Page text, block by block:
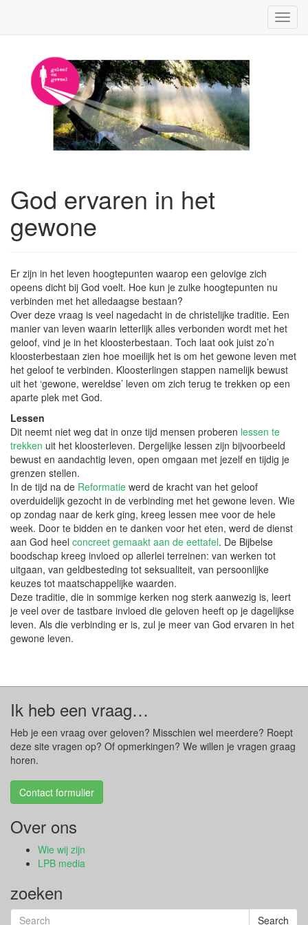
God ervaren in het
gewone
Er zijn in het leven hoogtepunten waarop een gelovige zich
opeens dicht bij God voelt. Hoe kun je zulke hoogtepunten nu
verbinden met het alledaagse bestaan?
Over deze vraag is veel nagedacht in de christelijke traditie. Een
manier van leven waarin letterlijk alles verbonden wordt met het
geloof, vind je in het kloosterbestaan. Toch laat ook juist zo’n
kloosterbestaan zien hoe moeilijk het is om het gewone leven met
het geloof te verbinden. Kloosterlingen stappen namelijk bewust
uit het ‘gewone, wereldse’ leven om zich terug te trekken op een
aparte plek met God.
Lessen
Dit neemt niet weg dat in onze tijd mensen proberen lessen te
trekken uit het kloosterleven. Dergelijke lessen zijn bijvoorbeeld
bewust en aandachtig leven, open omgaan met jezelf en tijdig je
grenzen stellen.
In de tijd na de Reformatie werd de kracht van het geloof
overduidelijk gezocht in de verbinding met het gewone leven. Wie
op zondag naar de kerk ging, kreeg lessen mee voor de hele
week. Door te bidden en te danken voor het eten, werd de dienst
aan God heel concreet gemaakt aan de eettafel. De Bijbelse
boodschap kreeg invloed op allerlei terreinen: van werken tot
uitgaan, van geldbesteding tot seksualiteit, van persoonlijke
keuzes tot maatschappelijke waarden.
Deze traditie, die in sommige kerken nog sterk aanwezig is, leert
je veel over de tastbare invloed die geloven heeft op je dagelijkse
leven. Als die verbinding er is, zul je meer van God ervaren in het
gewone leven.
Ik heb een vraag…
Heb je een vraag over geloven? Misschien wel meerdere? Roept
deze site vragen op? Of opmerkingen? We willen je vragen graag
horen.
Contact formulier
Over ons
Wie wij zijn
LPB media
zoeken
Search
Search